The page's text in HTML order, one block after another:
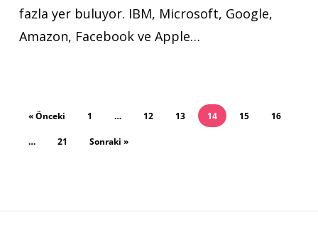
fazla yer buluyor. IBM, Microsoft, Google,
Amazon, Facebook ve Apple…
« Önceki 1 … 12 13 14 15 16
… 21 Sonraki »